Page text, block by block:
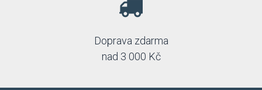
Doprava zdarma
nad 3 000 Kč